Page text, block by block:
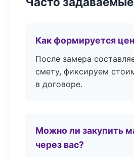
Как формируется
После замера
смету, фиксируем
в договоре.
Можно ли закупить
через вас?